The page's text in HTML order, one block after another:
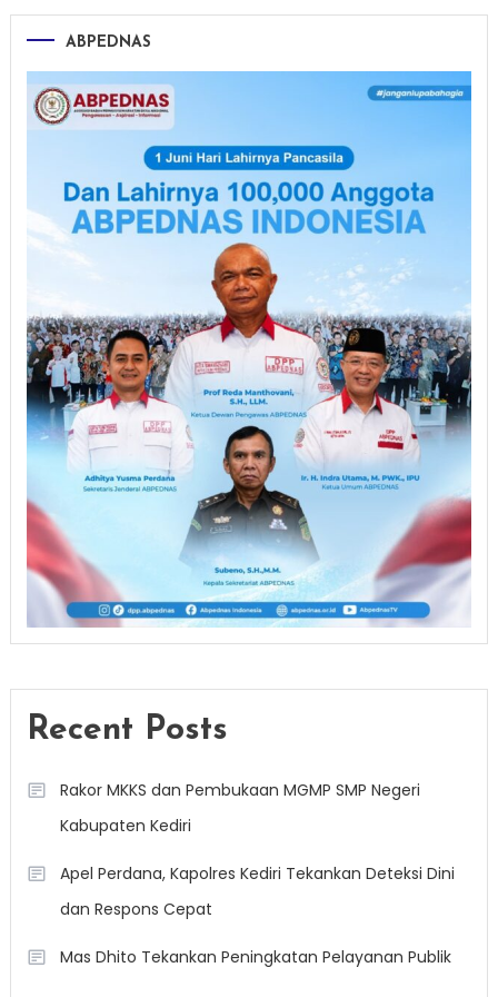
ABPEDNAS
Recent Posts
Rakor MKKS dan Pembukaan MGMP SMP Negeri
Kabupaten Kediri
Apel Perdana, Kapolres Kediri Tekankan Deteksi Dini
dan Respons Cepat
Mas Dhito Tekankan Peningkatan Pelayanan Publik